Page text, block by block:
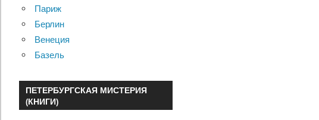
Париж
Берлин
Венеция
Базель
ПЕТЕРБУРГСКАЯ МИСТЕРИЯ
(КНИГИ)